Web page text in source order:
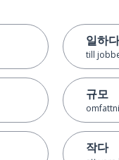
일하다
till
규모
작다